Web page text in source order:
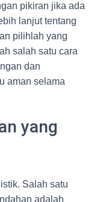
pikiran jika ada
lanjut tentang
pilihlah yang
salah satu cara
dan
aman selama
yang
Salah satu
adalah